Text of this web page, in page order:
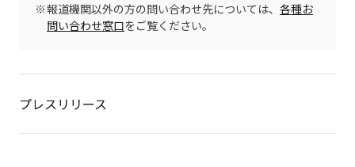
報道機関以外の方の問い合わせ先については、 各種お
問い合わせ窓口をご覧ください。
プレスリリース